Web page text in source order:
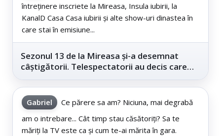
întreținere inscriete la Mireasa, Insula iubirii, la
KanalD Casa Casa iubirii și alte show-uri dinastea în
care stai în emisiune...
Sezonul 13 de la Mireasa și-a desemnat
câștigătorii. Telespectatorii au decis care
Gabriel
Ce părere sa am? Niciuna, mai degrabă
am o intrebare... Cât timp stau căsătoriți? Sa te
măriți la TV este ca și cum te-ai mărita în gara.